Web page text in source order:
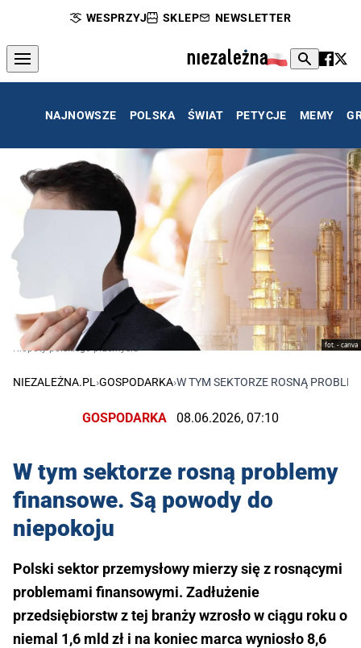
WESPRZYJ SKLEP NEWSLETTER
NAJNOWSZE POLSKA ŚWIAT PETYCJE MEMY
fot. - canva
Kłopoty polskiego przemysłu
NIEZALEŻNA.PL ›GOSPODARKA›W TYM SEKTORZE ROSNĄ
GOSPODARKA 08.06.2026, 07:10
W tym sektorze rosną problemy
finansowe. Są powody do
niepokoju
Polski sektor przemysłowy mierzy się z rosnącymi
problemami finansowymi. Zadłużenie
przedsiębiorstw z tej branży wzrosło w ciągu roku o
niemal 1,6 mld zł i na koniec marca wyniosło 8,6